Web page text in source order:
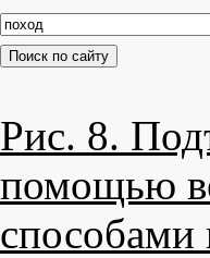
Рис. 8.
помощью